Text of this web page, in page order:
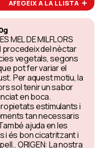
AFEGEIX A LA LLISTA
MEL DE MILFLORS
procedeix del nèctar
vegetals, segons
pot fer variar el
Per aquest motiu, la
sol tenir un sabor
en boca.
estimulants i
tan necessaris
ajuda en les
i és bon cicatritzant i
ORIGEN: La nostra